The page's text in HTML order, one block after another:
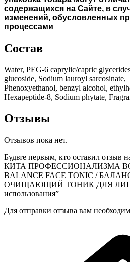
содержащихся на Сайте, в
изменений, обусловленных
процессами
Состав
Water, PEG-6 caprylic/capric
glucoside, Sodium lauroyl
Phenoxyethanol, benzyl alcohol,
Hexapeptide-8, Sodium phytate,
Отзывы
Отзывов пока нет.
Будьте первым, кто оставил отзыв
КИТА ПРОФЕССИОНАЛИЗМА
BALANCE FACE TONIC /
ОЧИЩАЮЩИЙ ТОНИК ДЛЯ ЛИЦА
использования”
Для отправки отзыва вам